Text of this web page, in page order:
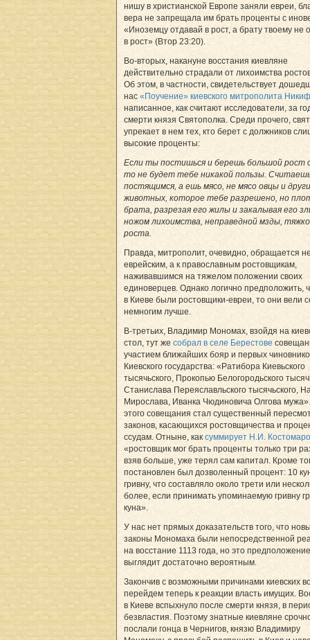
нишу в христианской Европе заняли евреи,
вера не запрещала им брать проценты с
«Иноземцу отдавай в рост, а брату твоему не
в рост» (Втор 23:20).
Во-вторых, накануне восстания киевляне
действительно страдали от лихоимства
Об этом, в частности, свидетельствует
нас «Поучение» киевского митрополита
написанное, как считают исследователи, за
смерти князя Святополка. Среди прочего,
упрекает в нем тех, кто берет с должников
высокие проценты:
Если ты постишься и берешь большой рост
то не будет тебе никакой пользы.
постящимся, а ешь мясо, не мясо овцы и
животных, которое тебе разрешено, но
брата, разрезая его жилы и закалывая его
ножом лихоимства, неправедной мзды,
роста.
Правда, митрополит, очевидно, обращается
еврейским, а к православным ростовщикам,
наживавшимся на тяжелом положении своих
единоверцев. Однако логично предположить,
в Киеве были ростовщики-евреи, то они вели
немногим лучше.
В-третьих, Владимир Мономах, взойдя на
стол, тут же собрал в селе Берестове
участием ближайших бояр и первых
Киевского государства: «Ратибора Киевьского
тысячьского, Прокопью Белогородьского
Станислава Переяславльского тысячьского,
Мирослава, Иванка Чюдиновича Олгова
этого совещания стал существенный
законов, касающихся ростовщичества и
ссудам. Отныне, как суммирует Н.И.
«ростовщик мог брать проценты только три
взяв больше, уже терял сам капитал. Кроме
постановлен был дозволенный процент: 10
гривну, что составляло около трети или
более, если принимать упоминаемую гривну
куна».
У нас нет прямых доказательств того, что
законы Мономаха были непосредственной
на восстание 1113 года, но это предположение
выглядит достаточно вероятным.
Закончив с возможными причинами киевских
перейдем теперь к реакции власть имущих.
в Киеве вспыхнуло после смерти князя, в
безвластия. Поэтому знатные киевляне
послали гонца в Чернигов, князю Владимиру